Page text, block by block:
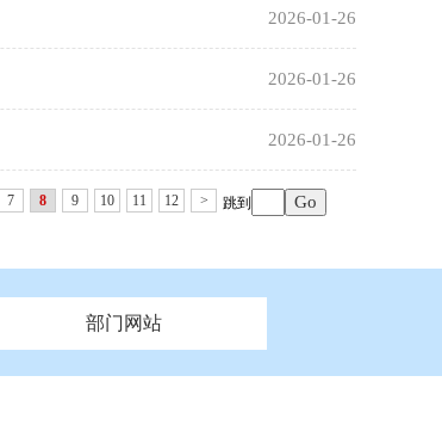
2026-01-26
2026-01-26
2026-01-26
7 8 9 10 11 12 > 跳到
福建 江西 河南 湖北
泰州市政府 盐城市政府
市人社局 市自然资源和规划局
部门网站